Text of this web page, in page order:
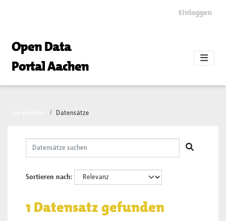
Einloggen
Open Data
Portal Aachen
Datensätze
Sortieren nach
1 Datensatz gefunden